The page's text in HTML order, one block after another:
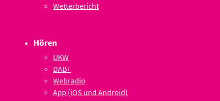
Wetterbericht
Hören
UKW
DAB+
Webradio
App (iOS und Android)